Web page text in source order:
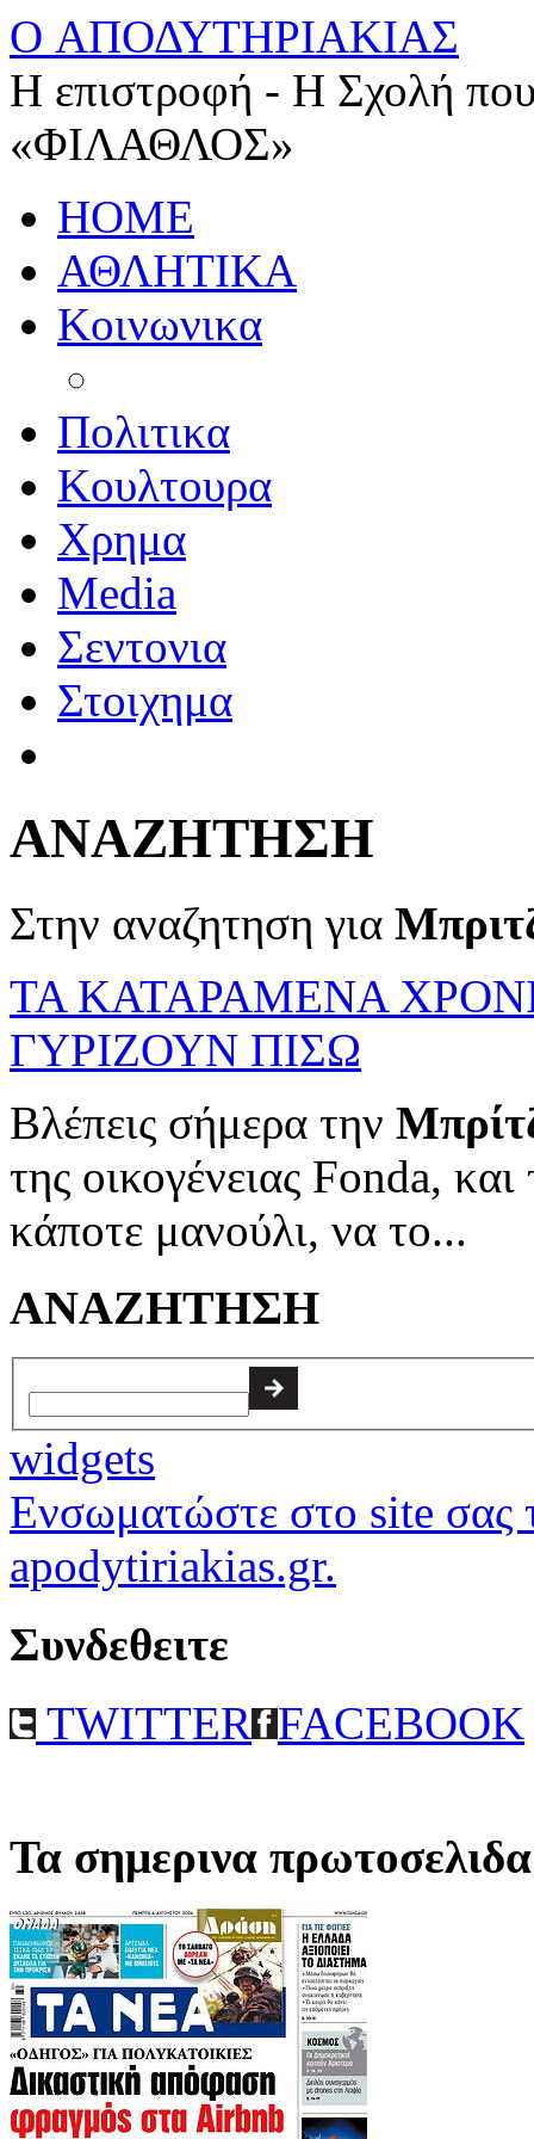
O ΑΠΟΔΥΤΗΡΙΑΚΙΑΣ
Η επιστροφή - Η Σχολή
«ΦΙΛΑΘΛΟΣ»
HOME
ΑΘΛΗΤΙΚΑ
Κοινωνικα
Πολιτικα
Κουλτουρα
Χρημα
Media
Σεντονια
Στοιχημα
ΑΝΑΖΗΤΗΣΗ
Στην αναζητηση για
ΤΑ ΚΑΤΑΡΑΜΕΝΑ
ΓΥΡΙΖΟΥΝ ΠΙΣΩ
Βλέπεις σήμερα την
της οικογένειας Fonda,
κάποτε μανούλι, να το...
ΑΝΑΖΗΤΗΣΗ
widgets
Ενσωματώστε στο site σας
apodytiriakias.gr.
Συνδεθειτε
TWITTER FACEBOOK
Τα σημερινα πρωτοσελιδα